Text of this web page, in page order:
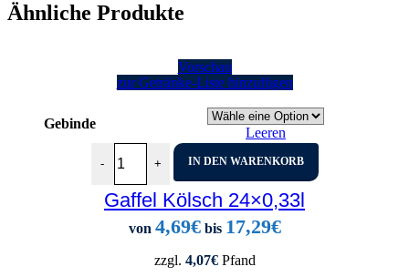
Ähnliche Produkte
Vorschau
zur Getränke-Liste hinzufügen
Gebinde
Leeren
-
Gaffel Kölsch 24x0,33l Menge
+ IN DEN WARENKORB
Gaffel Kölsch 24×0,33l
von 4,69€bis 17,29€
zzgl. 4,07€Pfand